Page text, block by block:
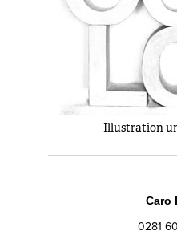
Illustration
Caro
0281